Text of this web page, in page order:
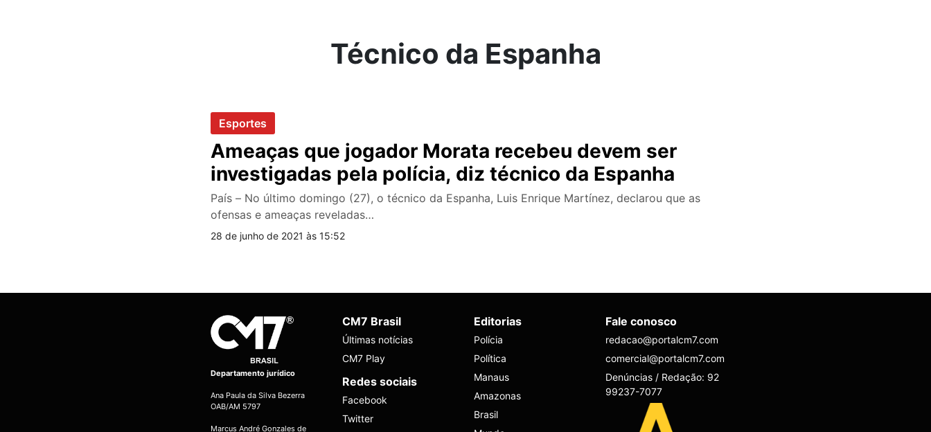
Técnico da Espanha
Esportes
Ameaças que jogador Morata recebeu devem ser
investigadas pela polícia, diz técnico da Espanha
País – No último domingo (27), o técnico da Espanha, Luis Enrique Martínez, declarou que as
ofensas e ameaças reveladas…
28 de junho de 2021 às 15:52
Departamento jurídico
Ana Paula da Silva Bezerra
OAB/AM 5797
Marcus André Gonzales de
CM7 Brasil
Últimas notícias
CM7 Play
Redes sociais
Facebook
Twitter
Editorias
Polícia
Política
Manaus
Amazonas
Brasil
Fale conosco
redacao@portalcm7.com
comercial@portalcm7.com
Denúncias / Redação: 92
99237-7077